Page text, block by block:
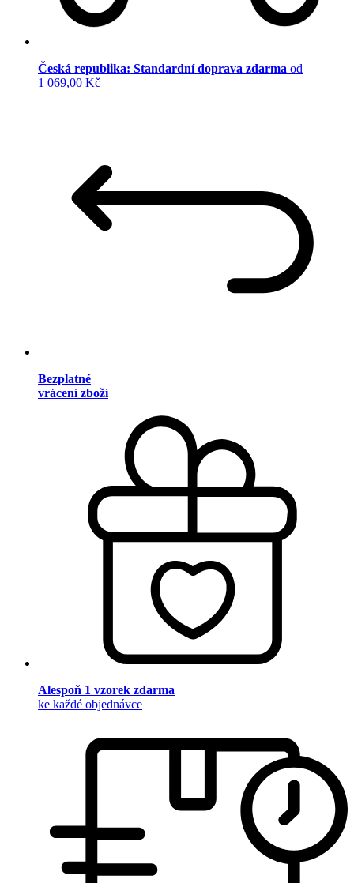
Česká republika: Standardní doprava zdarma od
1 069,00 Kč
Bezplatné
vrácení zboží
Alespoň 1 vzorek zdarma
ke každé objednávce